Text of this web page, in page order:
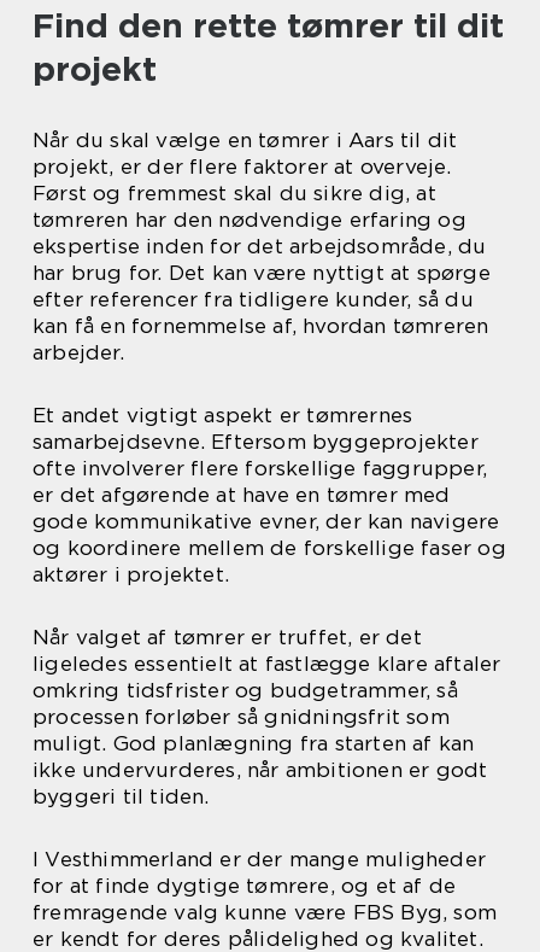
Find den rette tømrer til dit
projekt
Når du skal vælge en tømrer i Aars til dit
projekt, er der flere faktorer at overveje.
Først og fremmest skal du sikre dig, at
tømreren har den nødvendige erfaring og
ekspertise inden for det arbejdsområde, du
har brug for. Det kan være nyttigt at spørge
efter referencer fra tidligere kunder, så du
kan få en fornemmelse af, hvordan tømreren
arbejder.
Et andet vigtigt aspekt er tømrernes
samarbejdsevne. Eftersom byggeprojekter
ofte involverer flere forskellige faggrupper,
er det afgørende at have en tømrer med
gode kommunikative evner, der kan navigere
og koordinere mellem de forskellige faser og
aktører i projektet.
Når valget af tømrer er truffet, er det
ligeledes essentielt at fastlægge klare aftaler
omkring tidsfrister og budgetrammer, så
processen forløber så gnidningsfrit som
muligt. God planlægning fra starten af kan
ikke undervurderes, når ambitionen er godt
byggeri til tiden.
I Vesthimmerland er der mange muligheder
for at finde dygtige tømrere, og et af de
fremragende valg kunne være FBS Byg, som
er kendt for deres pålidelighed og kvalitet.